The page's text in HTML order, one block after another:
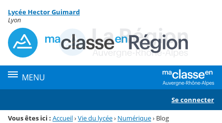
Menu de la rubrique
Contenu
Lycée Hector Guimard
Lyon
MENU
Se connecter
Vous êtes ici : Accueil›Vie du lycée› Numérique› Blog